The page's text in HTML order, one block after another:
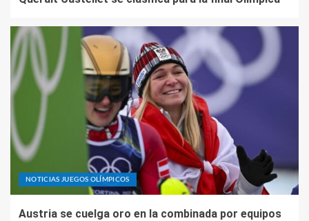
NOTICIAS JUEGOS OLÍMPICOS
Austria se cuelga oro en la combinada por equipos